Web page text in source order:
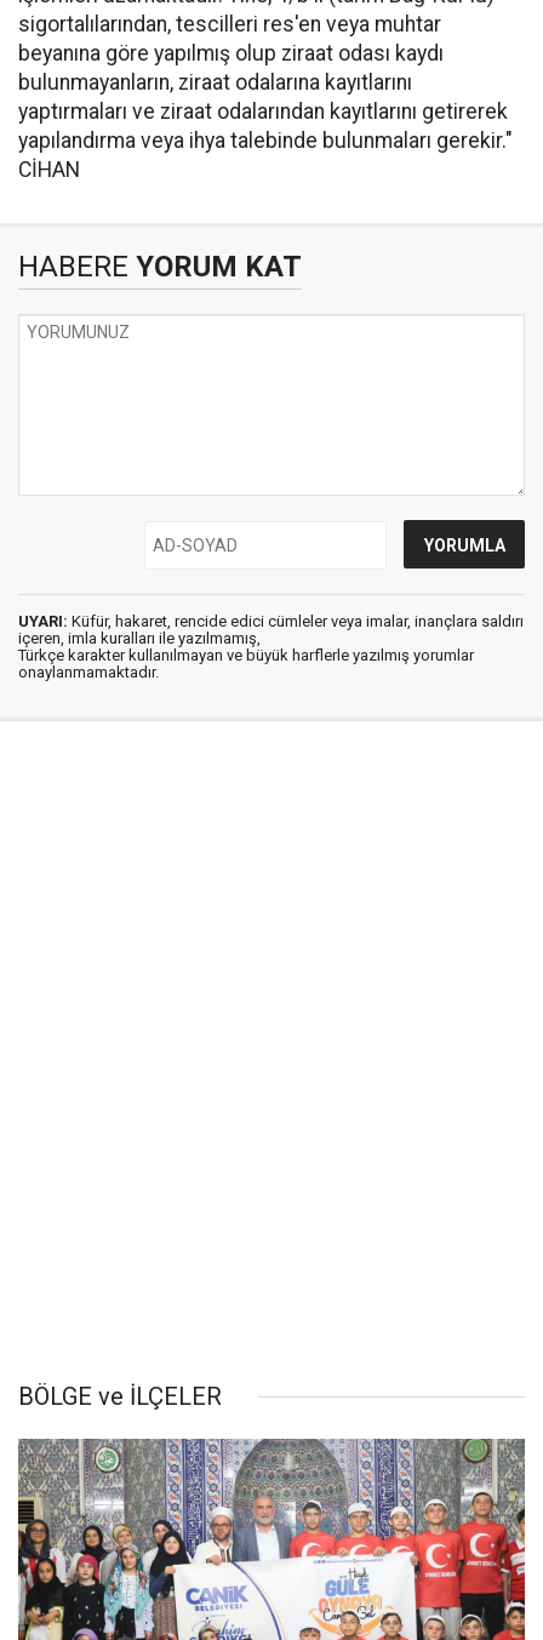
sigortalılarından, tescilleri res'en veya muhtar
beyanına göre yapılmış olup ziraat odası kaydı
bulunmayanların, ziraat odalarına kayıtlarını
yaptırmaları ve ziraat odalarından kayıtlarını getirerek
yapılandırma veya ihya talebinde bulunmaları gerekir."
CİHAN
HABERE YORUM KAT
UYARI: Küfür, hakaret, rencide edici cümleler veya imalar, inançlara saldırı
içeren, imla kuralları ile yazılmamış,
Türkçe karakter kullanılmayan ve büyük harflerle yazılmış yorumlar
onaylanmamaktadır.
BÖLGE ve İLÇELER